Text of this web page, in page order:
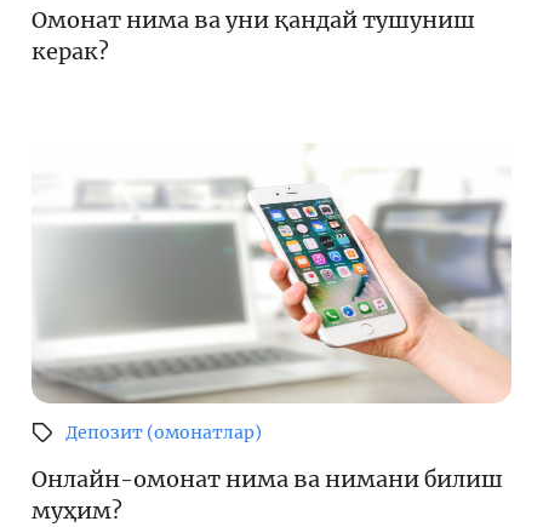
Омонат нима ва уни қандай тушуниш
керак?
Депозит (омонатлар)
Онлайн-омонат нима ва нимани билиш
муҳим?